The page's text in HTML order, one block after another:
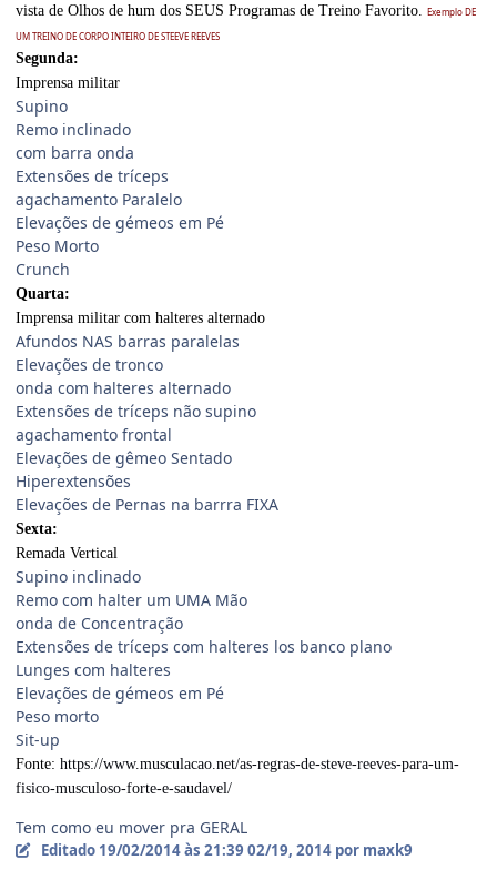
vista de Olhos de hum dos SEUS Programas de Treino Favorito.
Exemplo DE
UM TREINO DE CORPO INTEIRO DE STEEVE REEVES
Segunda:
Imprensa militar
Supino
Remo inclinado
com barra onda
Extensões de tríceps
agachamento Paralelo
Elevações de gémeos em Pé
Peso Morto
Crunch
Quarta:
Imprensa militar com halteres alternado
Afundos NAS barras paralelas
Elevações de tronco
onda com halteres alternado
Extensões de tríceps não supino
agachamento frontal
Elevações de gêmeo Sentado
Hiperextensões
Elevações de Pernas na barrra FIXA
Sexta:
Remada Vertical
Supino inclinado
Remo com halter um UMA Mão
onda de Concentração
Extensões de tríceps com halteres los banco plano
Lunges com halteres
Elevações de gémeos em Pé
Peso morto
Sit-up
Fonte: https://www.musculacao.net/as-regras-de-steve-reeves-para-um-
fisico-musculoso-forte-e-saudavel/
Tem como eu mover pra GERAL
Editado 19/02/2014 às 21:39 02/19, 2014 por maxk9